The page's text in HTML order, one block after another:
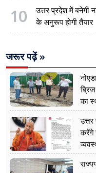
10
उत्तर प्रदेश में बनेगी
के अनुरूप होगी तैयार
जरूर पढ़ें »
का
करेंगे
नजर